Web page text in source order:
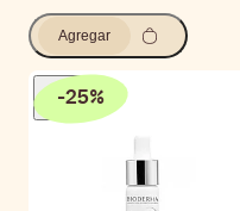
Agregar
-25%